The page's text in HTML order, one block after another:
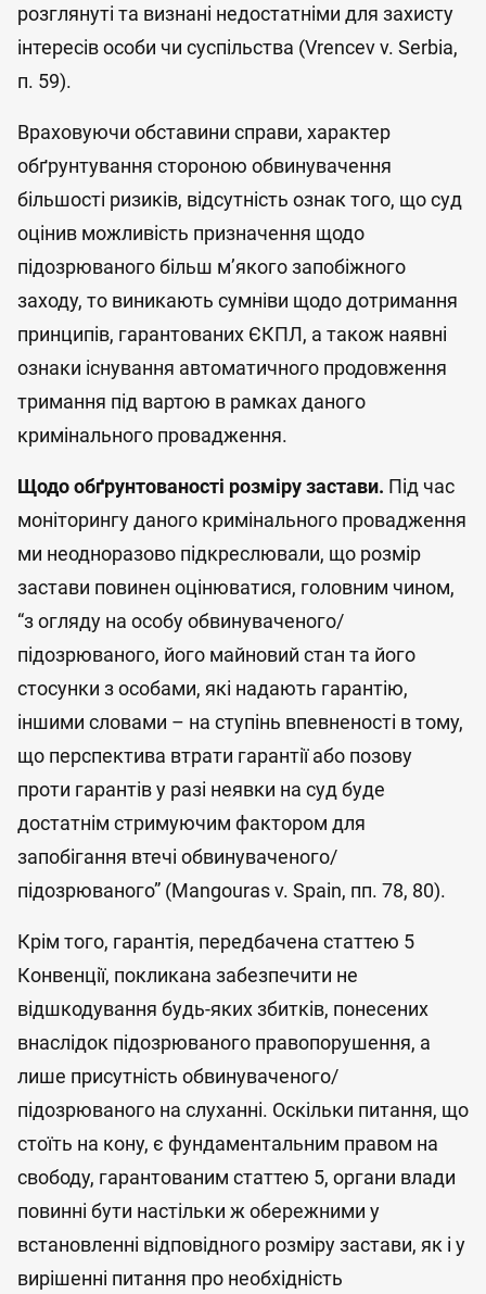
розглянуті та визнані недостатніми для захисту
інтересів особи чи суспільства (Vrencev v. Serbia,
п. 59).
Враховуючи обставини справи, характер
обґрунтування стороною обвинувачення
більшості ризиків, відсутність ознак того, що суд
оцінив можливість призначення щодо
підозрюваного більш м’якого запобіжного
заходу, то виникають сумніви щодо дотримання
принципів, гарантованих ЄКПЛ, а також наявні
ознаки існування автоматичного продовження
тримання під вартою в рамках даного
кримінального провадження.
Щодо обґрунтованості розміру застави. Під час
моніторингу даного кримінального провадження
ми неодноразово підкреслювали, що розмір
застави повинен оцінюватися, головним чином,
“з огляду на особу обвинуваченого/
підозрюваного, його майновий стан та його
стосунки з особами, які надають гарантію,
іншими словами – на ступінь впевненості в тому,
що перспектива втрати гарантії або позову
проти гарантів у разі неявки на суд буде
достатнім стримуючим фактором для
запобігання втечі обвинуваченого/
підозрюваного” (Mangouras v. Spain, пп. 78, 80).
Крім того, гарантія, передбачена статтею 5
Конвенції, покликана забезпечити не
відшкодування будь-яких збитків, понесених
внаслідок підозрюваного правопорушення, а
лише присутність обвинуваченого/
підозрюваного на слуханні. Оскільки питання, що
стоїть на кону, є фундаментальним правом на
свободу, гарантованим статтею 5, органи влади
повинні бути настільки ж обережними у
встановленні відповідного розміру застави, як і у
вирішенні питання про необхідність